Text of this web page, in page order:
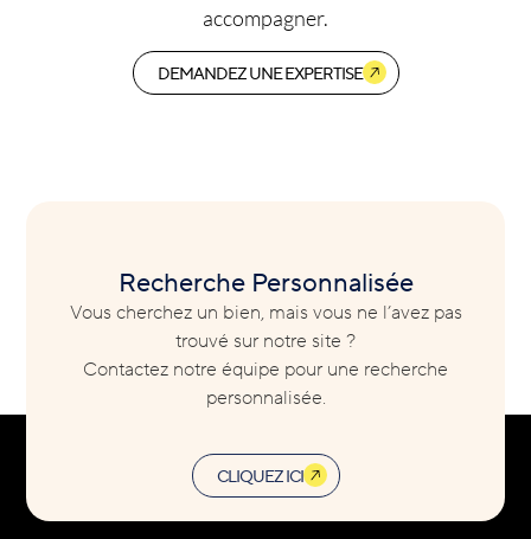
accompagner.
DEMANDEZ UNE EXPERTISE
Recherche Personnalisée
Vous cherchez un bien, mais vous ne l’avez pas
trouvé sur notre site ?
Contactez notre équipe pour une recherche
personnalisée.
CLIQUEZ ICI